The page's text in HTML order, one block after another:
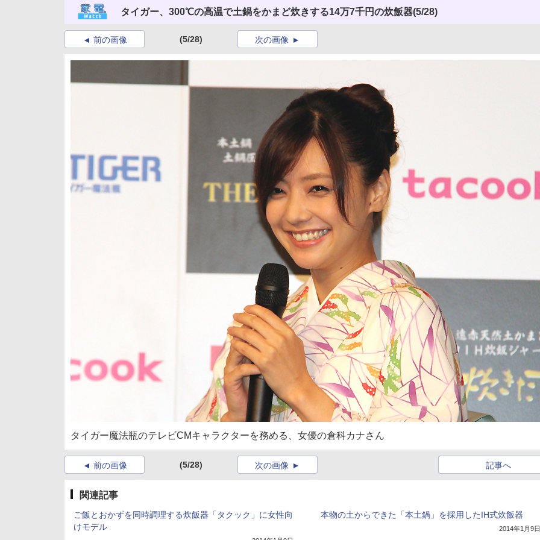
タイガー、300℃の高温で土鍋をかまど炊きする14万7千円の炊飯器(5/28)
前の画像 (5/28) 次の画像
タイガー魔法瓶のテレビCMキャラクターを務める、女優の倉科カナさん
前の画像 (5/28) 記事へ
次の画像
関連記事
ご飯とおかずを同時調理する炊飯器「タクック」に女性向
けモデル
本物の土からできた「本土鍋」を採用したIH式炊飯器
2014年1月9日